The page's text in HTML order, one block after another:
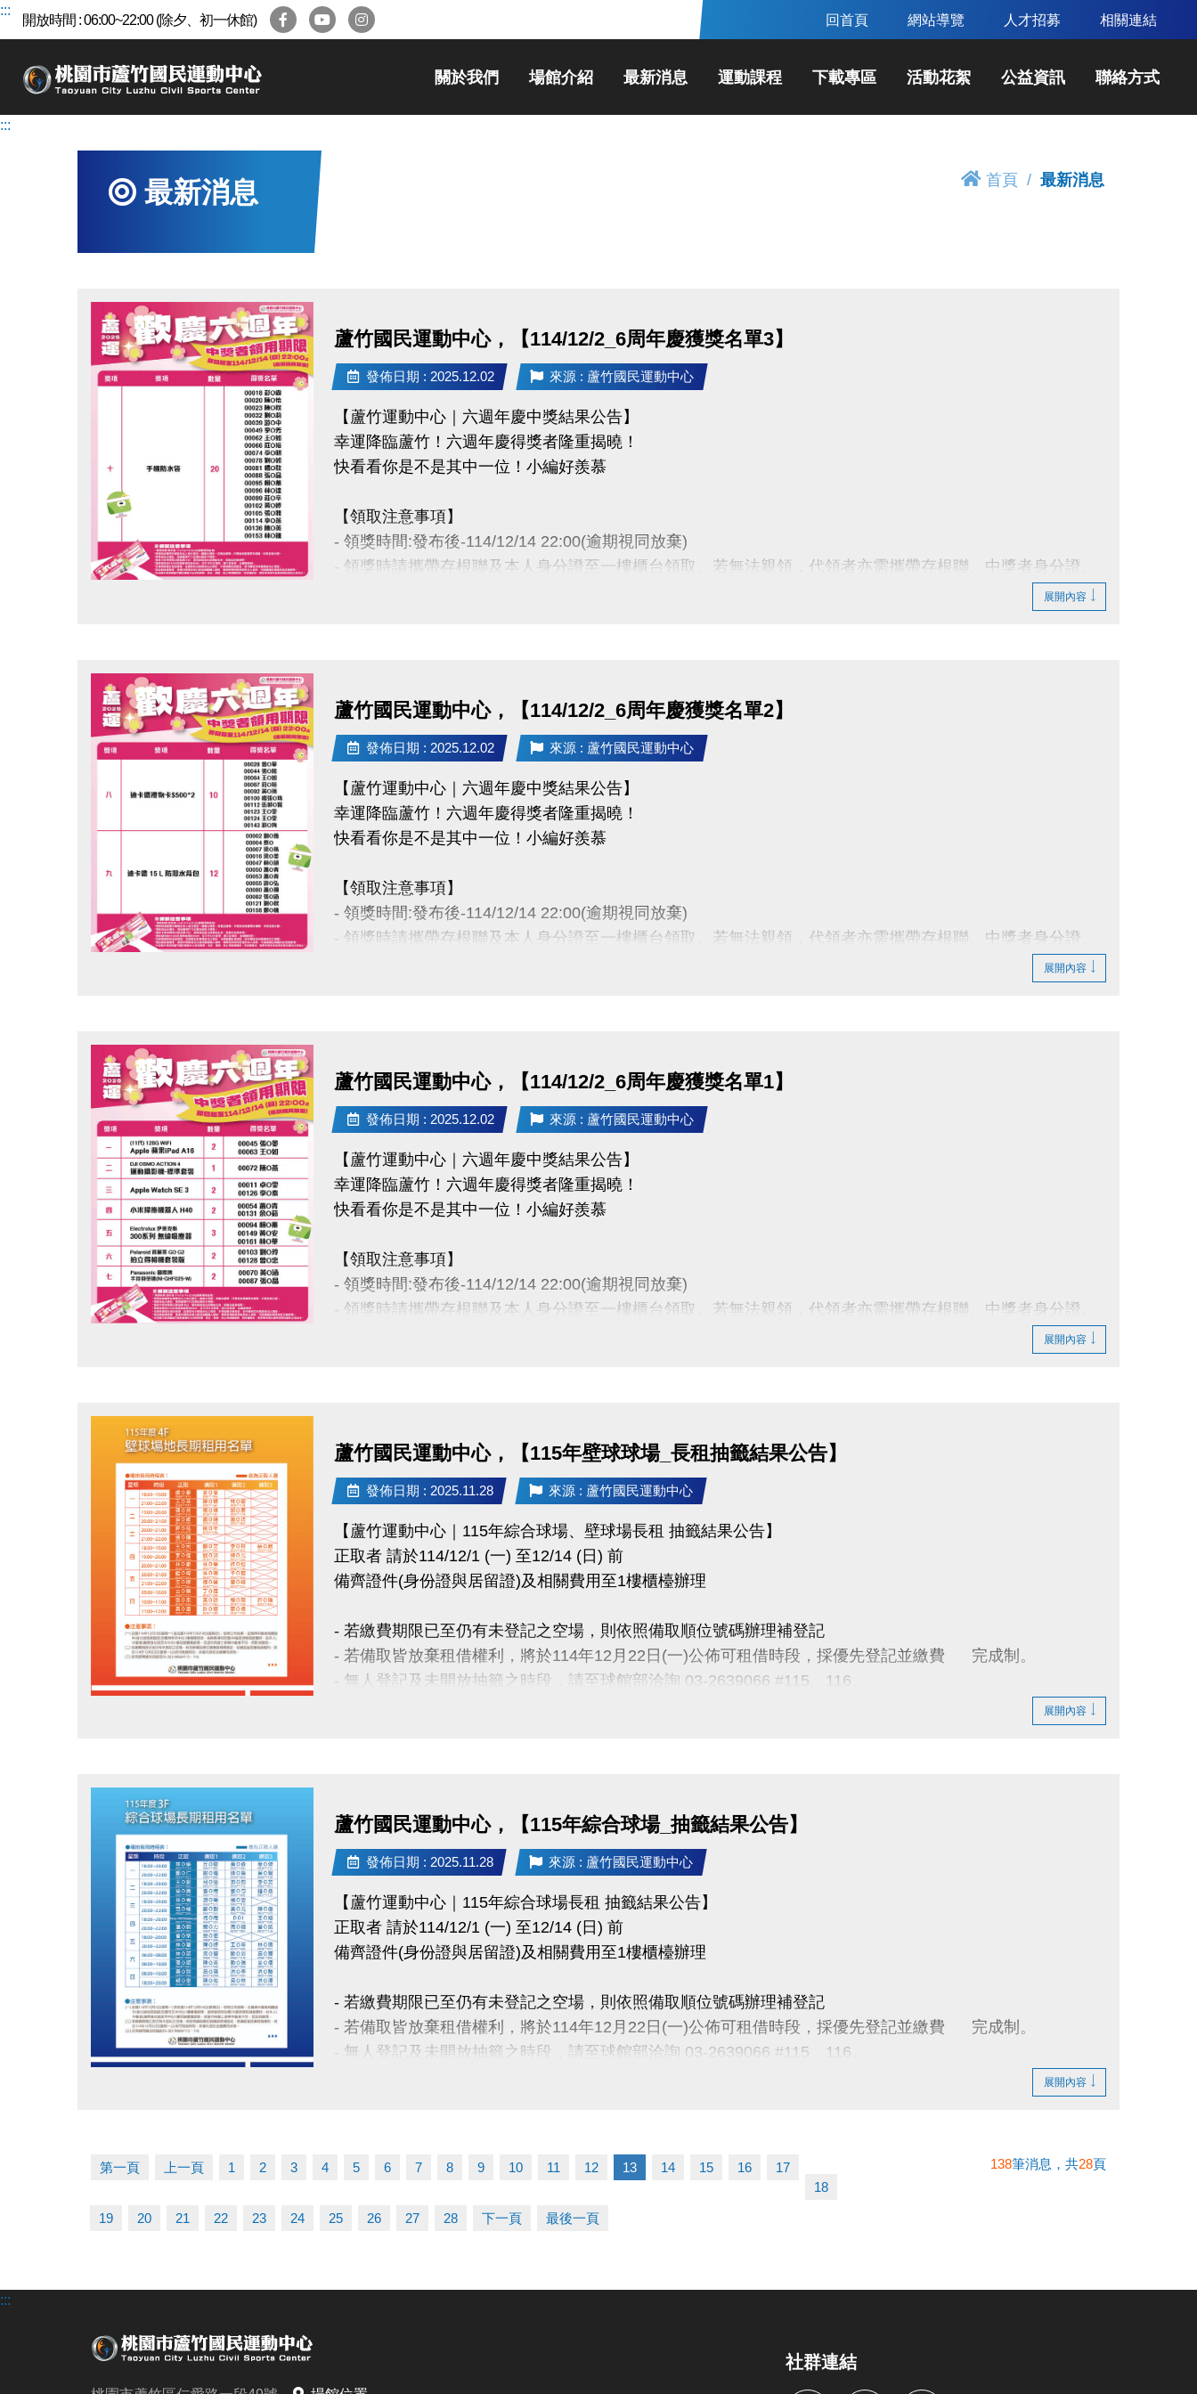
跳
區
:::
開放時間 : 06:00~22:00 (除夕、初一休館) 回首頁 網站導覽 人才招募 相關連結
關於我們 場館介紹 最新消息 運動課程 下載專區 活動花絮 公益資訊 聯絡方式
:::
最新消息 首頁 最新消息
蘆竹國民運動中心，【114/12/2_6周年慶獲獎名單3】
發佈日期 : 2025.12.02 來源 : 蘆竹國民運動中心
【蘆竹運動中心｜六週年慶中獎結果公告】
幸運降臨蘆竹！六週年慶得獎者隆重揭曉！
快看看你是不是其中一位！小編好羨慕
【領取注意事項】
- 領獎時間:發布後-114/12/14 22:00(逾期視同放棄)
- 領獎時請攜帶存根聯及本人身分證至一樓櫃台領取。若無法親領，代領者亦需攜帶存根聯、中獎者身分證。
此活動使用。
- 本活動作業說明蘆竹國民運動中心保有解釋、修正、調整、終止等相關權利，其詳細辦法、變更事項或未盡
事宜則以網站公告為主。
洽詢專線 : (03)263-9066 分機114、115
官網 : https://www.lzsports.com.tw/zh_TW/news/pageID/1/
IG : @luzhusports
展開內容
蘆竹國民運動中心，【114/12/2_6周年慶獲獎名單2】
發佈日期 : 2025.12.02 來源 : 蘆竹國民運動中心
【蘆竹運動中心｜六週年慶中獎結果公告】
幸運降臨蘆竹！六週年慶得獎者隆重揭曉！
快看看你是不是其中一位！小編好羨慕
【領取注意事項】
- 領獎時間:發布後-114/12/14 22:00(逾期視同放棄)
- 領獎時請攜帶存根聯及本人身分證至一樓櫃台領取。若無法親領，代領者亦需攜帶存根聯、中獎者身分證。
此活動使用。
- 本活動作業說明蘆竹國民運動中心保有解釋、修正、調整、終止等相關權利，其詳細辦法、變更事項或未盡
事宜則以網站公告為主。
洽詢專線 : (03)263-9066 分機114、115
官網 : https://www.lzsports.com.tw/zh_TW/news/pageID/1/
IG : @luzhusports
展開內容
蘆竹國民運動中心，【114/12/2_6周年慶獲獎名單1】
發佈日期 : 2025.12.02 來源 : 蘆竹國民運動中心
【蘆竹運動中心｜六週年慶中獎結果公告】
幸運降臨蘆竹！六週年慶得獎者隆重揭曉！
快看看你是不是其中一位！小編好羨慕
【領取注意事項】
- 領獎時間:發布後-114/12/14 22:00(逾期視同放棄)
- 領獎時請攜帶存根聯及本人身分證至一樓櫃台領取。若無法親領，代領者亦需攜帶存根聯、中獎者身分證。
此活動使用。
- 本活動作業說明蘆竹國民運動中心保有解釋、修正、調整、終止等相關權利，其詳細辦法、變更事項或未盡
事宜則以網站公告為主。
洽詢專線 : (03)263-9066 分機114、115
官網 : https://www.lzsports.com.tw/zh_TW/news/pageID/1/
IG : @luzhusports
展開內容
蘆竹國民運動中心，【115年壁球球場_長租抽籤結果公告】
發佈日期 : 2025.11.28 來源 : 蘆竹國民運動中心
【蘆竹運動中心｜115年綜合球場、壁球場長租 抽籤結果公告】
正取者 請於114/12/1 (一) 至12/14 (日) 前
備齊證件(身份證與居留證)及相關費用至1樓櫃檯辦理
- 若繳費期限已至仍有未登記之空場，則依照備取順位號碼辦理補登記
- 若備取皆放棄租借權利，將於114年12月22日(一)公佈可租借時段，採優先登記並繳費 完成制。
- 無人登記及未開放抽籤之時段，請至球館部洽詢 03-2639066 #115、116。
展開內容
蘆竹國民運動中心，【115年綜合球場_抽籤結果公告】
發佈日期 : 2025.11.28 來源 : 蘆竹國民運動中心
【蘆竹運動中心｜115年綜合球場長租 抽籤結果公告】
正取者 請於114/12/1 (一) 至12/14 (日) 前
備齊證件(身份證與居留證)及相關費用至1樓櫃檯辦理
- 若繳費期限已至仍有未登記之空場，則依照備取順位號碼辦理補登記
- 若備取皆放棄租借權利，將於114年12月22日(一)公佈可租借時段，採優先登記並繳費 完成制。
- 無人登記及未開放抽籤之時段，請至球館部洽詢 03-2639066 #115、116。
IG : @luzhusports
展開內容
第一頁 上一頁 1 2 3 4 5 6 7 8 9 10 11 12 13 14 15 16
17
18
19 20 21 22 23 24 25 26 27 28 下一頁 最後一頁
138筆消息，共28頁
:::
社群連結